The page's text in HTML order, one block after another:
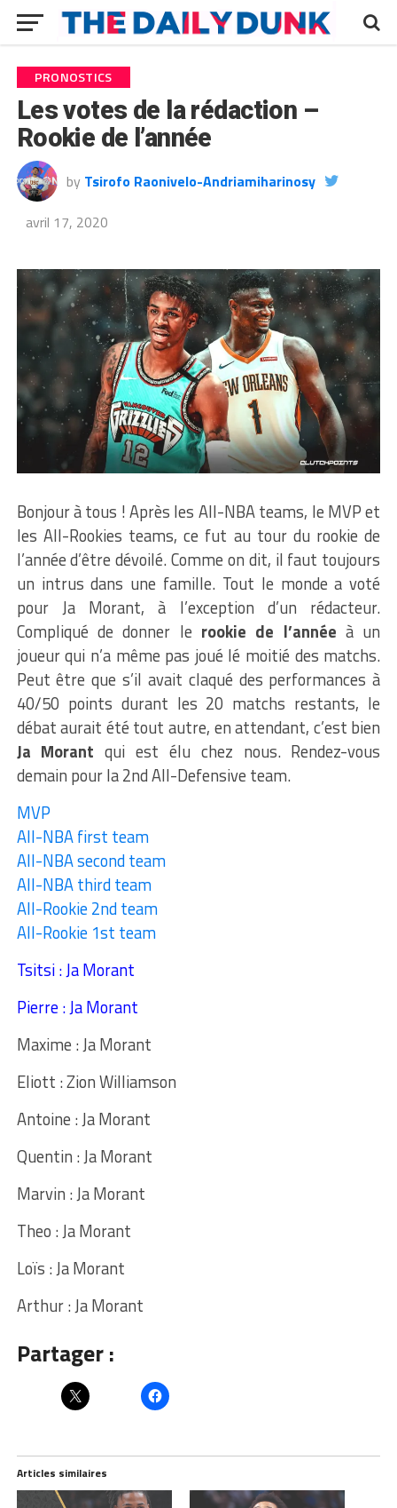
PRONOSTICS
Les votes de la rédaction –
Rookie de l’année
by Tsirofo Raonivelo-Andriamiharinosy
avril 17, 2020
Bonjour à tous ! Après les All-NBA teams, le MVP et
les All-Rookies teams, ce fut au tour du rookie de
l’année d’être dévoilé. Comme on dit, il faut toujours
un intrus dans une famille. Tout le monde a voté
pour Ja Morant, à l’exception d’un rédacteur.
Compliqué de donner le rookie de l’année à un
joueur qui n’a même pas joué lé moitié des matchs.
Peut être que s’il avait claqué des performances à
40/50 points durant les 20 matchs restants, le
débat aurait été tout autre, en attendant, c’est bien
Ja Morant qui est élu chez nous. Rendez-vous
demain pour la 2nd All-Defensive team.
MVP
All-NBA first team
All-NBA second team
All-NBA third team
All-Rookie 2nd team
All-Rookie 1st team
Tsitsi : Ja Morant
Pierre : Ja Morant
Maxime : Ja Morant
Eliott : Zion Williamson
Antoine : Ja Morant
Quentin : Ja Morant
Marvin : Ja Morant
Theo : Ja Morant
Loïs : Ja Morant
Arthur : Ja Morant
Partager :
Articles similaires